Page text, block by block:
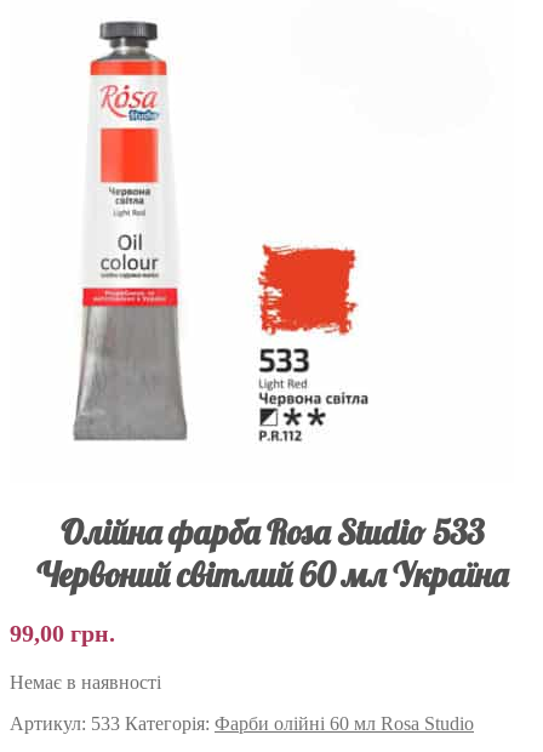
Олійна фарба Rosa Studio 533
Червоний світлий 60 мл Україна
99,00 грн.
Немає в наявності
Артикул: 533 Категорія: Фарби олійні 60 мл Rosa Studio